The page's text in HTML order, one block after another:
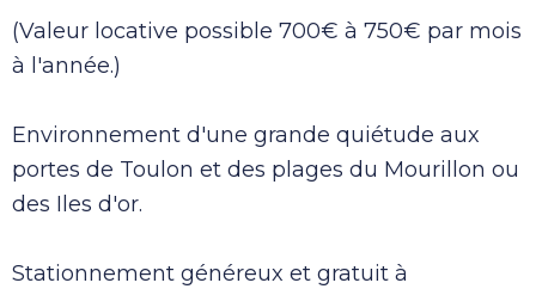
(Valeur locative possible 700€ à 750€ par mois
à l'année.)
Environnement d'une grande quiétude aux
portes de Toulon et des plages du Mourillon ou
des Iles d'or.
Stationnement généreux et gratuit à